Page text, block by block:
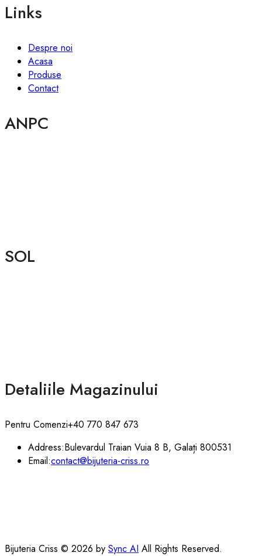
Links
Despre noi
Acasa
Produse
Contact
ANPC
SOL
Detaliile Magazinului
Pentru Comenzi+40 770 847 673
Address:Bulevardul Traian Vuia 8 B, Galați 800531
Email:contact@bijuteria-criss.ro
Bijuteria Criss © 2026 by Sync AI All Rights Reserved.